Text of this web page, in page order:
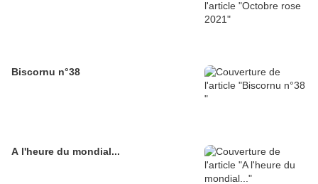
Biscornu n°38
A l'heure du mondial...